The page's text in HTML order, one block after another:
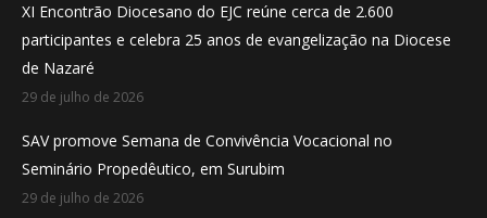
XI Encontrão Diocesano do EJC reúne cerca de 2.600
participantes e celebra 25 anos de evangelização na Diocese
de Nazaré
29 de julho de 2026
SAV promove Semana de Convivência Vocacional no
Seminário Propedêutico, em Surubim
29 de julho de 2026